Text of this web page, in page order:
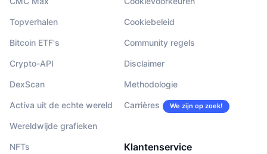
Topverhalen
Bitcoin ETF's
Crypto-API
DexScan
Activa uit de echte wereld
Wereldwijde grafieken
NFTs
Cookiebeleid
Community regels
Disclaimer
Methodologie
Carrières We zijn op zoek!
Klantenservice